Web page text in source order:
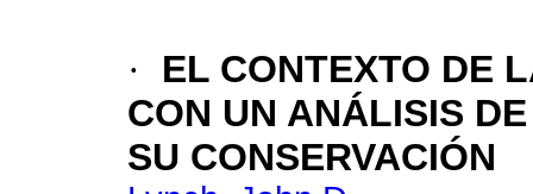
·
EL CONTEXTO DE
CON UN ANÁLISIS
SU CONSERVACIÓN